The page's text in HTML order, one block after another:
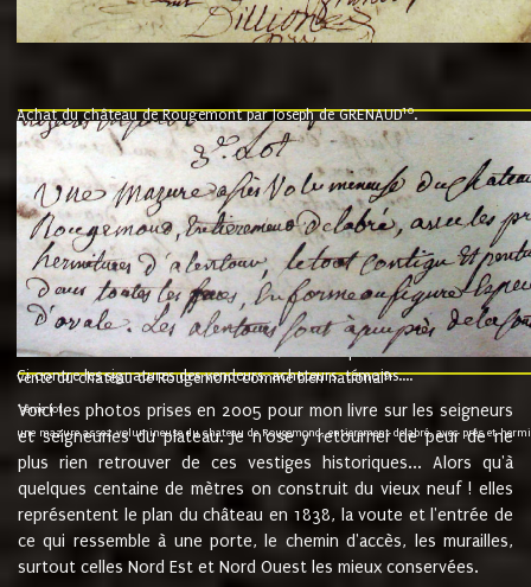
Achat du château de Rougemont par Joseph de GRENAUD10.
"l'an mil six cent soixante treze le ving neuvième jour du mois de
nommé fut présent Messire Claude Guillaume de Moyriat chevalier baron
vend, purement simplement et irrevocablement a monseigneur monsieur
et chavannes conseiller du roy au parlement de Bourgogne, present et
que le dit seigneur Baron de la Vellière a sur ses hommes, indivisables et
de la Velliere tout ainsi et comme le dit seigneur Baron et ses
présent......"
suivent les rentes, donation des terriers, etc... au prix de 880 livre louis
Ci contre les signatures des vendeurs, acheteurs, témoins....
vente du château de Rougemont comme bien national9.
"3ème lot
une mazure assez volumineuse du chateau de Rougemond, entierement delabré, avec près et
Voici les photos prises en 2005 pour mon livre sur les seigneurs
et seigneuries du plateau. Je n'ose y retourner de peur de ne
plus rien retrouver de ces vestiges historiques... Alors qu'à
quelques centaine de mètres on construit du vieux neuf ! elles
représentent le plan du château en 1838, la voute et l'entrée de
ce qui ressemble à une porte, le chemin d'accès, les murailles,
surtout celles Nord Est et Nord Ouest les mieux conservées.